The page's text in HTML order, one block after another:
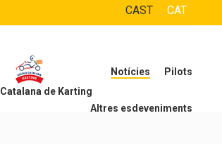
CAST CAT
de Karting
Pilots
Notícies
Altres esdeveniments